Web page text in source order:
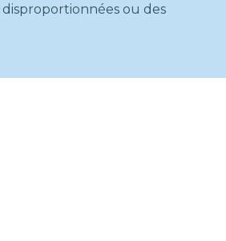
disproportionnées ou des